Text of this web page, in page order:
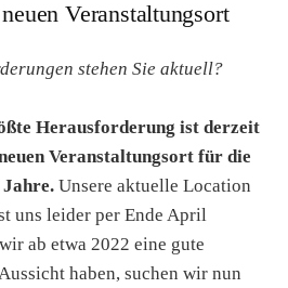
Veranstaltungsort
stehen Sie aktuell?
Herausforderung ist derzeit
Veranstaltungsort für die
Jahre. Unsere aktuelle Location
uns leider per Ende April
ab etwa 2022 eine gute
haben, suchen wir nun